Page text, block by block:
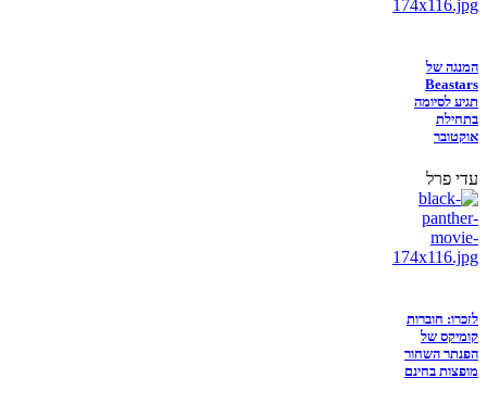
המנגה של
Beastars
תגיע לסיומה
בתחילת
אוקטובר
עדי פרל
לזכרו: חוברות
קומיקס של
הפנתר השחור
מופצות בחינם